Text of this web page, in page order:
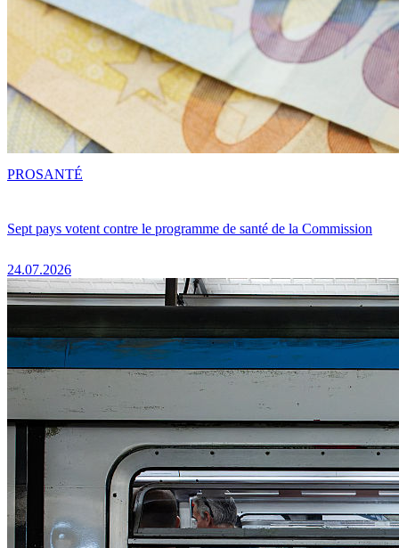
Sept pays votent contre le programme de santé de la Commission
24.07.2026
PROSANTÉ